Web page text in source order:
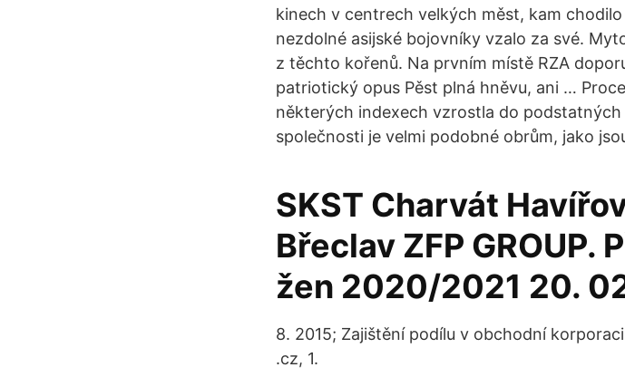
kinech v centrech velkých měst, kam
nezdolné asijské bojovníky vzalo za své.
z těchto kořenů. Na prvním místě RZA
patriotický opus Pěst plná hněvu, ani …
některých indexech vzrostla do
společnosti je velmi podobné obrům, jako
SKST Charvát
Břeclav ZFP GROUP.
žen 2020/2021 20.
8. 2015; Zajištění podílu v obchodní
.cz, 1.